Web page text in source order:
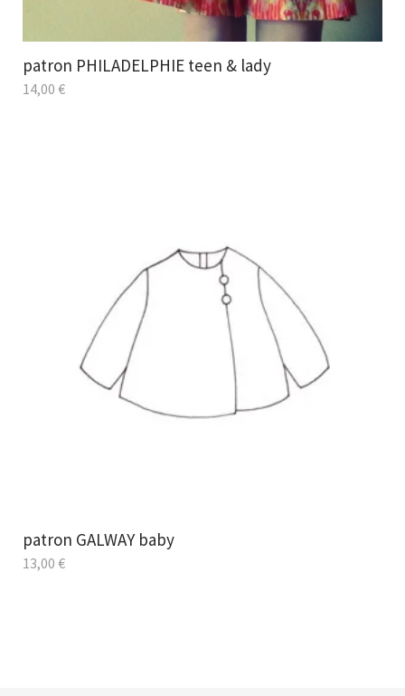
patron PHILADELPHIE teen & lady
14,00 €
patron GALWAY baby
13,00 €